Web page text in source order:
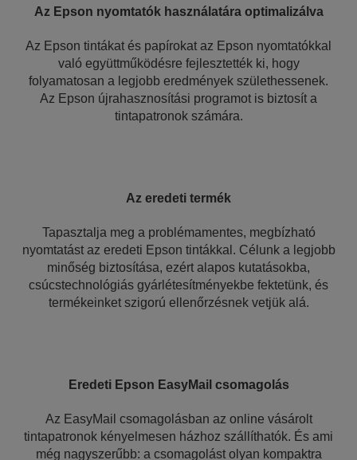
Az Epson nyomtatók használatára optimalizálva
Az Epson tintákat és papírokat az Epson nyomtatókkal
való együttműködésre fejlesztették ki, hogy
folyamatosan a legjobb eredmények születhessenek.
Az Epson újrahasznosítási programot is biztosít a
tintapatronok számára.
Az eredeti termék
Tapasztalja meg a problémamentes, megbízható
nyomtatást az eredeti Epson tintákkal. Célunk a legjobb
minőség biztosítása, ezért alapos kutatásokba,
csúcstechnológiás gyárlétesítményekbe fektetünk, és
termékeinket szigorú ellenőrzésnek vetjük alá.
Eredeti Epson EasyMail csomagolás
Az EasyMail csomagolásban az online vásárolt
tintapatronok kényelmesen házhoz szállíthatók. És ami
még nagyszerűbb: a csomagolást olyan kompaktra